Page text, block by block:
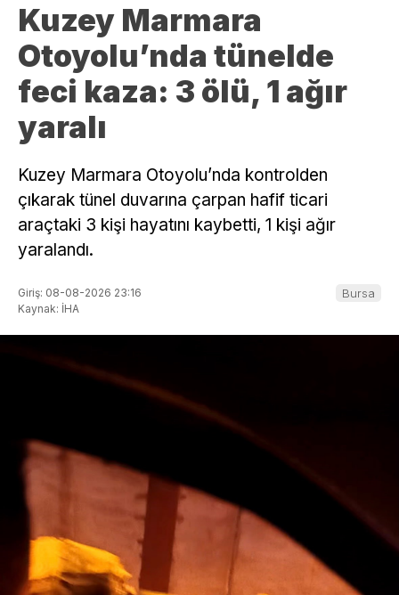
Kuzey Marmara
Otoyolu’nda tünelde
feci kaza: 3 ölü, 1 ağır
yaralı
Kuzey Marmara Otoyolu’nda kontrolden
çıkarak tünel duvarına çarpan hafif ticari
araçtaki 3 kişi hayatını kaybetti, 1 kişi ağır
yaralandı.
Giriş: 08-08-2026 23:16
Kaynak: İHA
Bursa